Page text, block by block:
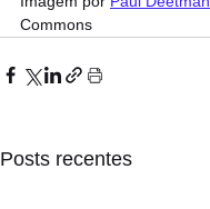
Commons
Posts recentes